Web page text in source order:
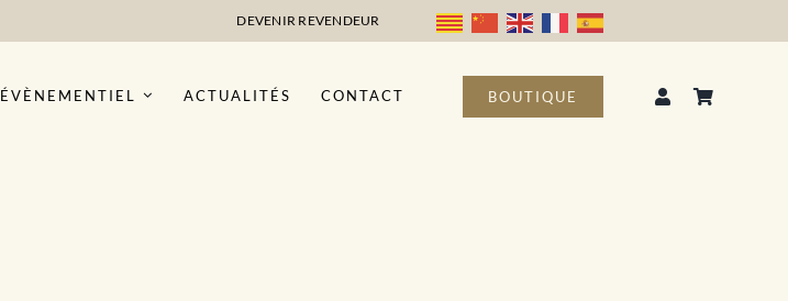
DEVENIR REVENDEUR
ÉVÈNEMENTIEL ACTUALITÉS CONTACT BOUTIQUE